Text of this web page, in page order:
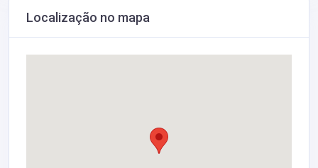
Localização no mapa